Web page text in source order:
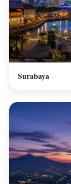
Surabaya